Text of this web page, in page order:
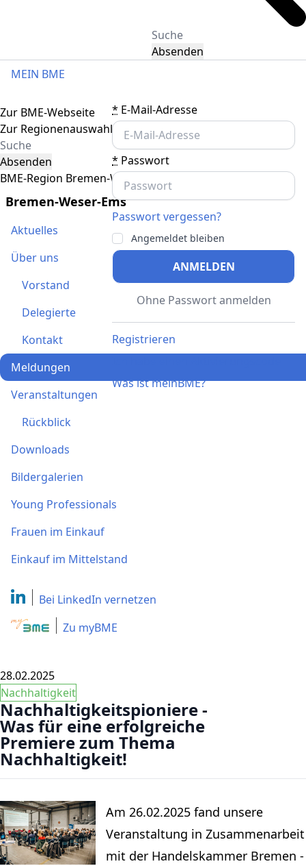
Absenden
MEIN BME
* E-Mail-Adresse
* Passwort
Passwort vergessen?
Angemeldet bleiben
ANMELDEN
Ohne Passwort anmelden
Registrieren
Was ist meinBME?
Toggle navigation
Zur BME-Webseite
Zur Regionenauswahl
Absenden
BME-Region Bremen-Weser-Ems
Bremen-Weser-Ems
Aktuelles
Über uns
Vorstand
Delegierte
Kontakt
Meldungen
Veranstaltungen
Rückblick
Downloads
Bildergalerien
Young Professionals
Frauen im Einkauf
Einkauf im Mittelstand
Bei LinkedIn vernetzen
Zu myBME
28.02.2025
Nachhaltigkeit
Nachhaltigkeitspioniere -
Was für eine erfolgreiche
Premiere zum Thema
Nachhaltigkeit!
Am 26.02.2025 fand unsere
Veranstaltung in Zusammenarbeit
mit der Handelskammer Bremen -